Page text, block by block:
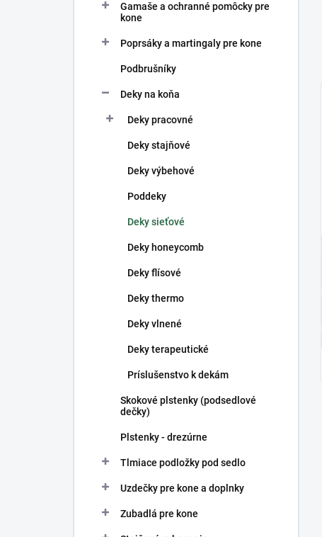
Gamaše a ochranné pomôcky pre
kone
Poprsáky a martingaly pre kone
Podbrušníky
Deky na koňa
Deky pracovné
Deky stajňové
Deky výbehové
Poddeky
Deky sieťové
Deky honeycomb
Deky flísové
Deky thermo
Deky vlnené
Deky terapeutické
Príslušenstvo k dekám
Skokové plstenky (podsedlové
dečky)
Plstenky - drezúrne
Tlmiace podložky pod sedlo
Uzdečky pre kone a doplnky
Zubadlá pre kone